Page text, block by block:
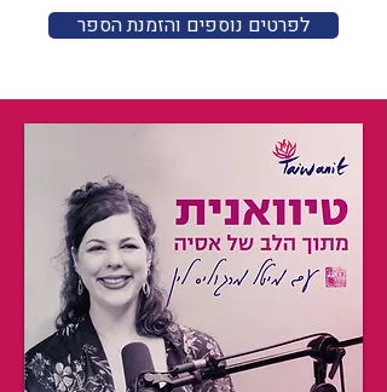
לפרטים נוספים והזמנת הספר